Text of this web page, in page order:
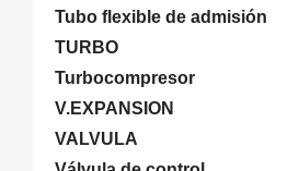
Tubo flexible de admisión
TURBO
Turbocompresor
V.EXPANSION
VALVULA